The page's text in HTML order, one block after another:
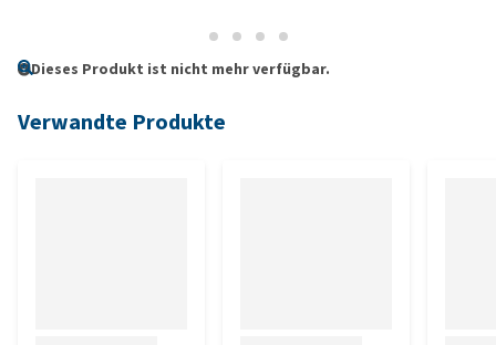
Dieses Produkt ist nicht mehr verfügbar.
Verwandte Produkte